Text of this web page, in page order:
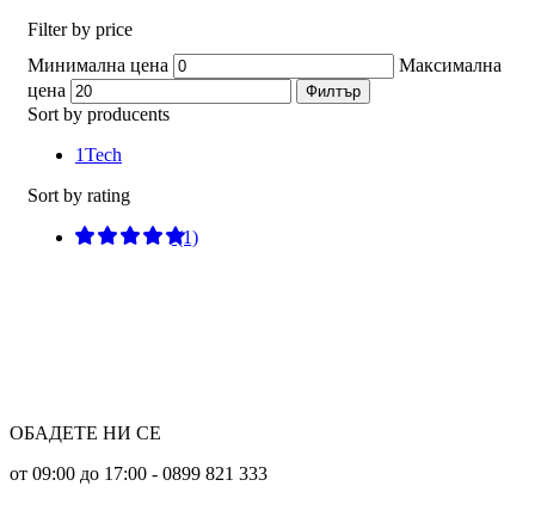
Filter by price
Минимална цена
Максимална
цена
Филтър
Sort by producents
1Tech
Sort by rating
(1)EXAMPLE TITLE
ОБАДЕТЕ НИ СЕ
от 09:00 до 17:00 - 0899 821 333